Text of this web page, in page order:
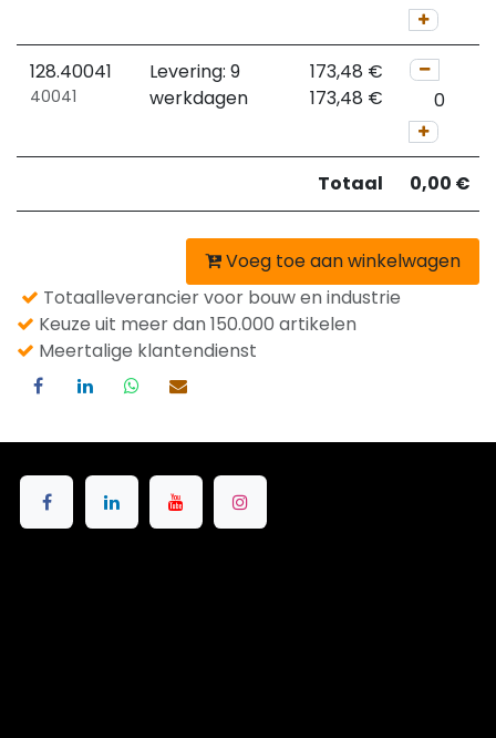
128.40041
40041
Levering: 9
werkdagen
173,48 €
173,48 €
Totaal 0,00 €
Voeg toe aan winkelwagen
Totaalleverancier voor bouw en industrie
Keuze uit meer dan 150.000 artikelen
Meertalige klantendienst